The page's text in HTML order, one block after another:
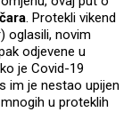
. Protekli vikend
oglasili, novim
odjevene u
je Covid-19
im je nestao upijen
u proteklih